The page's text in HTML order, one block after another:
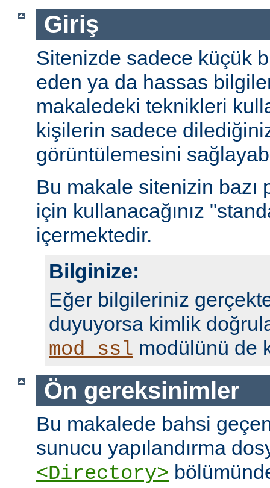
Giriş
Sitenizde sadece küçük
eden ya da hassas
makaledeki teknikleri
kişilerin sadece
görüntülemesini
Bu makale sitenizin bazı
için kullanacağınız
içermektedir.
Bilginize:
Eğer bilgileriniz
duyuyorsa kimlik
mod_ssl modülünü de
Ön gereksinimler
Bu makalede bahsi
sunucu yapılandırma
<Directory>